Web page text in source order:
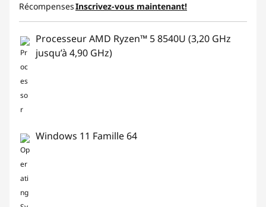
RécompensesInscrivez-vous maintenant!
Processeur AMD Ryzen™ 5 8540U (3,20 GHz
jusqu’à 4,90 GHz)
Windows 11 Famille 64